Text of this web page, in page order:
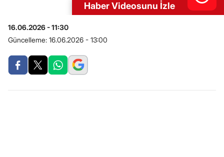
Haber Videosunu İzle
16.06.2026 - 11:30
Güncelleme: 16.06.2026 - 13:00